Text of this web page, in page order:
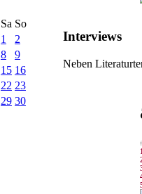
Sa So
1
2
8
9
15 16
22 23
29 30
Interviews
Neben
1